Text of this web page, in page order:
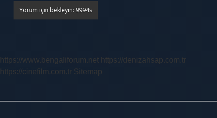
https://www.bengaliforum.net https://denizahsap.com.tr
https://cinefilm.com.tr Sitemap